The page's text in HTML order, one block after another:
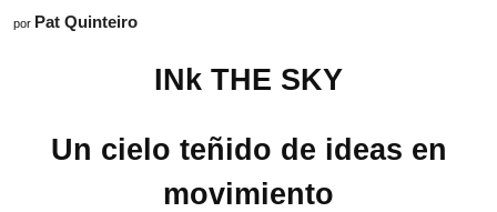
por Pat Quinteiro
INk THE SKY
Un cielo teñido de ideas en
movimiento